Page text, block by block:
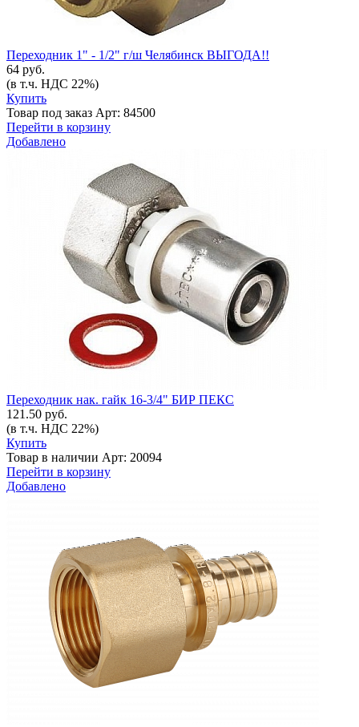
Переходник 1" - 1/2" г/ш Челябинск ВЫГОДА!!
64 руб.
(в т.ч. НДС 22%)
Купить
Товар под заказ Арт: 84500
Перейти в корзину
Добавлено
Переходник нак. гайк 16-3/4" БИР ПЕКС
121.50 руб.
(в т.ч. НДС 22%)
Купить
Товар в наличии Арт: 20094
Перейти в корзину
Добавлено